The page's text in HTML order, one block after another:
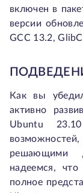
включен в
версии
GCC 13.2,
Как вы
активно
Ubuntu
решающими
надеемся,
полное